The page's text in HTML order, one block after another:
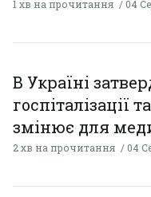
1 хв на прочитання 04
В Україні
госпіталізації
змінює для
2 хв на прочитання 04